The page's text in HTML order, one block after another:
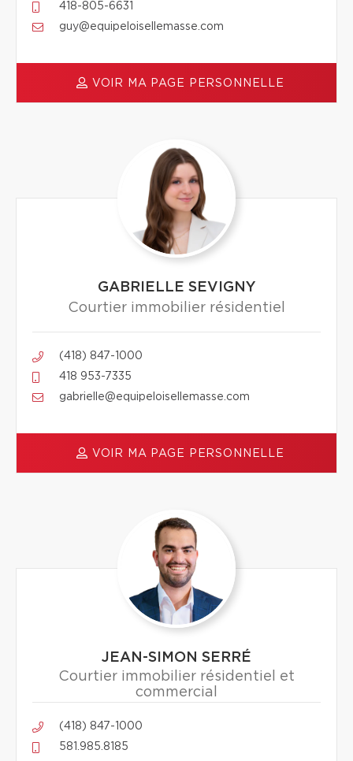
418-805-6631
guy@equipeloisellemasse.com
VOIR MA PAGE PERSONNELLE
GABRIELLE SEVIGNY
Courtier immobilier résidentiel
(418) 847-1000
418 953-7335
gabrielle@equipeloisellemasse.com
VOIR MA PAGE PERSONNELLE
JEAN-SIMON SERRÉ
Courtier immobilier résidentiel et
commercial
(418) 847-1000
581.985.8185